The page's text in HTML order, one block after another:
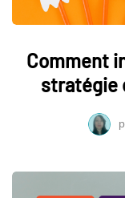
Comment
stratégie